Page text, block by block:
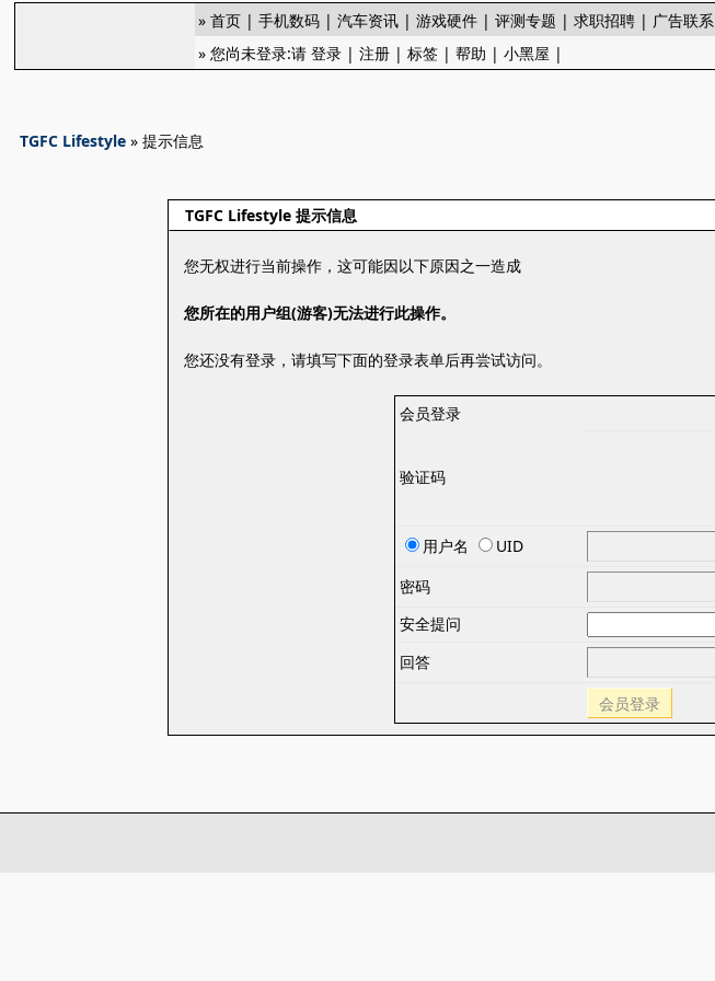
»首页 |手机数码 |汽车资讯 |游戏硬件 |评测专题 |求职招聘 | 广告联系
» 您尚未登录:请登录 |注册 |标签 |帮助 |小黑屋 |
TGFC Lifestyle » 提示信息
TGFC Lifestyle 提示信息
您无权进行当前操作，这可能因以下原因之一造成
您所在的用户组(游客)无法进行此操作。
您还没有登录，请填写下面的登录表单后再尝试访问。
会员登录
验证码
用户名 UID
密码
安全提问
回答
会员登录